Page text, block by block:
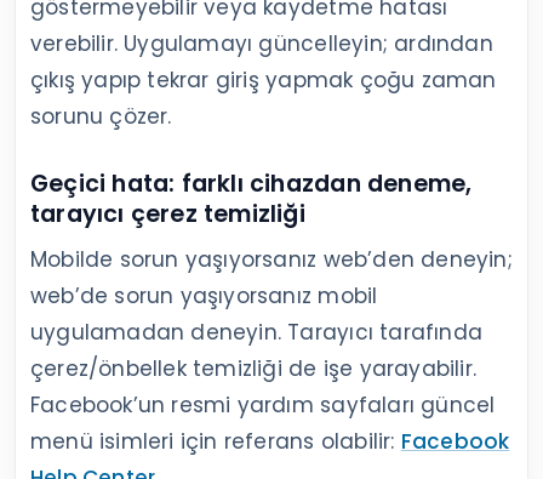
göstermeyebilir veya kaydetme hatası
verebilir. Uygulamayı güncelleyin; ardından
çıkış yapıp tekrar giriş yapmak çoğu zaman
sorunu çözer.
Geçici hata: farklı cihazdan deneme,
tarayıcı çerez temizliği
Mobilde sorun yaşıyorsanız web’den deneyin;
web’de sorun yaşıyorsanız mobil
uygulamadan deneyin. Tarayıcı tarafında
çerez/önbellek temizliği de işe yarayabilir.
Facebook’un resmi yardım sayfaları güncel
menü isimleri için referans olabilir: Facebook